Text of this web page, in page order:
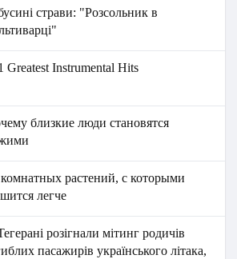
страви: "Розсольник в
Greatest Instrumental Hits
близкие люди становятся
растений, с которыми
легче
розігнали мітинг родичів
пасажирів українського літака,